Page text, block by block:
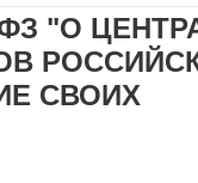
"О
СВОИХ